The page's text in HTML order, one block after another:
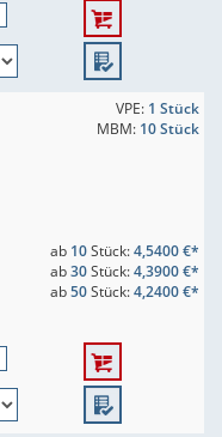
VPE: 1 Stück
MBM: 10 Stück
ab 10Stück:4,5400 €*
ab30Stück:4,3900 €*
ab50Stück:4,2400 €*